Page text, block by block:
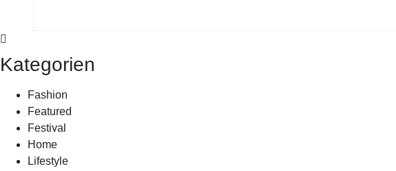
Kategorien
Fashion
Featured
Festival
Home
Lifestyle